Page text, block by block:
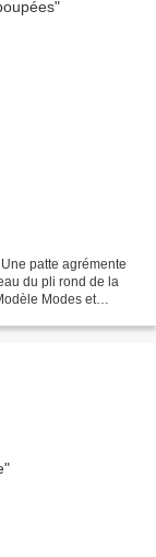
patte agrémente
du pli rond de la
Modes et